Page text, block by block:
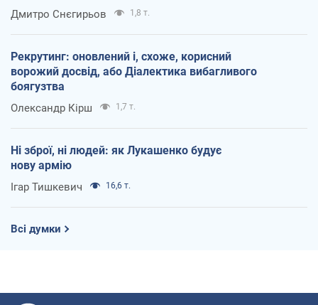
Дмитро Снєгирьов 1,8 т.
Рекрутинг: оновлений і, схоже, корисний
ворожий досвід, або Діалектика вибагливого
боягузтва
Олександр Кірш 1,7 т.
Ні зброї, ні людей: як Лукашенко будує
нову армію
Ігар Тишкевич 16,6 т.
Всі думки